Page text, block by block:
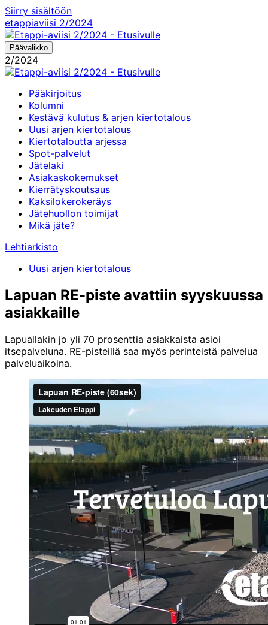
Siirry sisältöön
etappiaviisi 2/2024
Päävalikko
2/2024
Pääkirjoitus
Kolumni
Kestävä kulutus & arjen kiertotalous
Uusi arjen kiertotalous
Kiertotaloutta arjessa
Spot-palvelut
Jätelaki
Asiakaskokemukset
Kierrätyskoutsaus
Kaksilokerokeräys
Jätehuollon toimijat
Mikä jäte?
Lehtiarkisto
Uusi arjen kiertotalous
Lapuan RE-piste avattiin syyskuussa
asiakkaille
Lapuallakin jo yli 70 prosenttia asiakkaista asioi
itsepalveluna. RE-pisteillä saa myös perinteistä palvelua
palveluaikoina.